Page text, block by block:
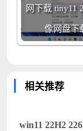
网下载 tiny11
像网盘下
相关推荐
win11 22H2